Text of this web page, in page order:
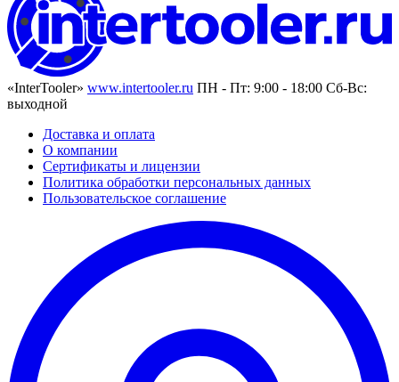
«InterTooler» www.intertooler.ru ПН - Пт: 9:00 - 18:00 Сб-Вс:
выходной
Доставка и оплата
О компании
Сертификаты и лицензии
Политика обработки персональных данных
Пользовательское соглашение